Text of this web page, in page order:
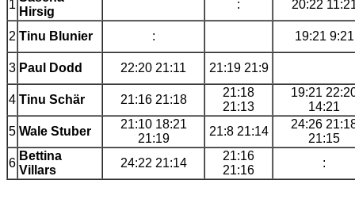
1
Hirsig
: 20:22
2 Tinu Blunier : 19:21 9:21
3 Paul Dodd 22:20 21:11 21:19 21:9
4 Tinu Schär 21:16 21:18
21:18
21:13
19:21
14:21
5 Wale Stuber
21:10 18:21
21:19
21:8 21:14
24:26
21:15
6
Bettina
Villars
24:22 21:14
21:16
21:16
: